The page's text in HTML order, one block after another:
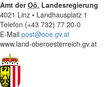
Amt derOö. Landesregierung
4021 Linz • Landhausplatz 1
Telefon (+43 732) 77 20-0
E-Mail post@ooe.gv.at
www.land-oberoesterreich.gv.at